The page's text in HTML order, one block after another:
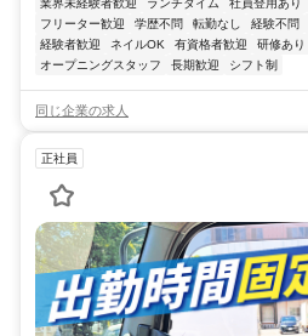
業界未経験者歓迎 ランチタイム 社員登用あり
フリーター歓迎
学歴不問 転勤なし 経験不問
経験者歓迎
ネイルOK 有資格者歓迎 研修あり
オープニングスタッフ
長期歓迎 シフト制
同じ企業の求人
正社員